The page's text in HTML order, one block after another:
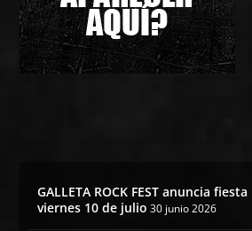
GALLETA ROCK FEST anuncia
viernes 10 de julio 30 junio 2026